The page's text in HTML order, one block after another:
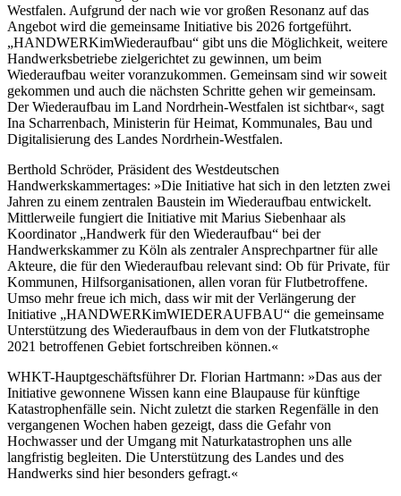
Westfalen. Aufgrund der nach wie vor großen Resonanz auf das
Angebot wird die gemeinsame Initiative bis 2026 fortgeführt.
„HANDWERKimWiederaufbau“ gibt uns die Möglichkeit, weitere
Handwerksbetriebe zielgerichtet zu gewinnen, um beim
Wiederaufbau weiter voranzukommen. Gemeinsam sind wir soweit
gekommen und auch die nächsten Schritte gehen wir gemeinsam.
Der Wiederaufbau im Land Nordrhein-Westfalen ist sichtbar«, sagt
Ina Scharrenbach, Ministerin für Heimat, Kommunales, Bau und
Digitalisierung des Landes Nordrhein-Westfalen.
Berthold Schröder, Präsident des Westdeutschen
Handwerkskammertages: »Die Initiative hat sich in den letzten zwei
Jahren zu einem zentralen Baustein im Wiederaufbau entwickelt.
Mittlerweile fungiert die Initiative mit Marius Siebenhaar als
Koordinator „Handwerk für den Wiederaufbau“ bei der
Handwerkskammer zu Köln als zentraler Ansprechpartner für alle
Akteure, die für den Wiederaufbau relevant sind: Ob für Private, für
Kommunen, Hilfsorganisationen, allen voran für Flutbetroffene.
Umso mehr freue ich mich, dass wir mit der Verlängerung der
Initiative „HANDWERKimWIEDERAUFBAU“ die gemeinsame
Unterstützung des Wiederaufbaus in dem von der Flutkatstrophe
2021 betroffenen Gebiet fortschreiben können.«
WHKT-Hauptgeschäftsführer Dr. Florian Hartmann: »Das aus der
Initiative gewonnene Wissen kann eine Blaupause für künftige
Katastrophenfälle sein. Nicht zuletzt die starken Regenfälle in den
vergangenen Wochen haben gezeigt, dass die Gefahr von
Hochwasser und der Umgang mit Naturkatastrophen uns alle
langfristig begleiten. Die Unterstützung des Landes und des
Handwerks sind hier besonders gefragt.«